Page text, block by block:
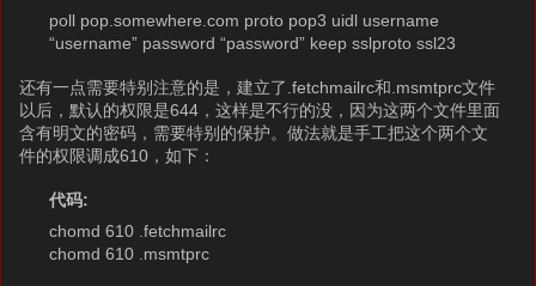
poll pop.somewhere.com proto pop3 uidl username
“username” password “password” keep sslproto ssl23
还有一点需要特别注意的是，建立了.fetchmailrc和.msmtprc文件
以后，默认的权限是644，这样是不行的没，因为这两个文件里面
含有明文的密码，需要特别的保护。做法就是手工把这个两个文
件的权限调成610，如下：
代码:
chomd 610 .fetchmailrc
chomd 610 .msmtprc